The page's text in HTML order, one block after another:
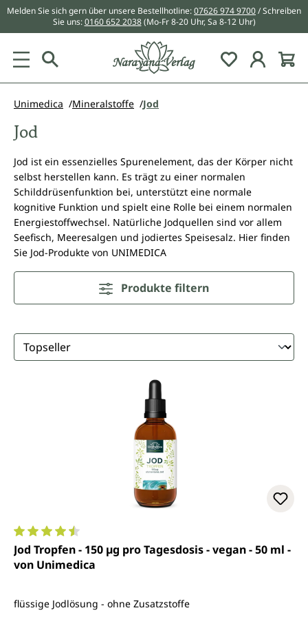
springen
Melden Sie sich gern über unsere Bestellhotline:07626 974 9700/ Schreiben
Sie uns:0160 652 2038 (Mo-Fr 8-20 Uhr, Sa 8-12 Uhr)
Du hast 0
Unimedica Mineralstoffe Jod
Jod
Jod ist ein essenzielles Spurenelement, das der Körper nicht
selbst herstellen kann. Es trägt zu einer normalen
Schilddrüsenfunktion bei, unterstützt eine normale
kognitive Funktion und spielt eine Rolle bei einem normalen
Energiestoffwechsel. Natürliche Jodquellen sind vor allem
Seefisch, Meeresalgen und jodiertes Speisesalz. Hier finden
Sie Jod-Produkte von UNIMEDICA
Produkte filtern
Durchschnittliche Bewertung von 4.5 von 5 Sternen
Jod Tropfen - 150 µg pro Tagesdosis - vegan - 50 ml -
von Unimedica
flüssige Jodlösung - ohne Zusatzstoffe